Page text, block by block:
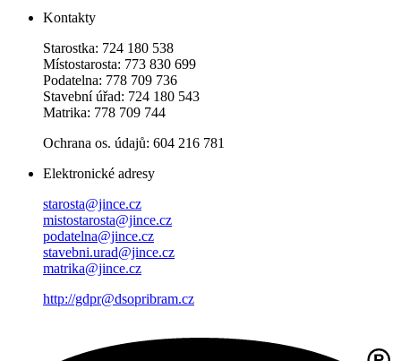
Kontakty
Starostka: 724 180 538
Místostarosta: 773 830 699
Podatelna: 778 709 736
Stavební úřad: 724 180 543
Matrika: 778 709 744
Ochrana os. údajů: 604 216 781
Elektronické adresy
starosta@jince.cz
mistostarosta@jince.cz
podatelna@jince.cz
stavebni.urad@jince.cz
matrika@jince.cz
http://gdpr@dsopribram.cz